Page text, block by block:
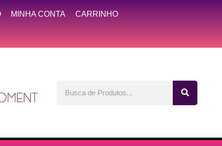
MINHA CONTA CARRINHO